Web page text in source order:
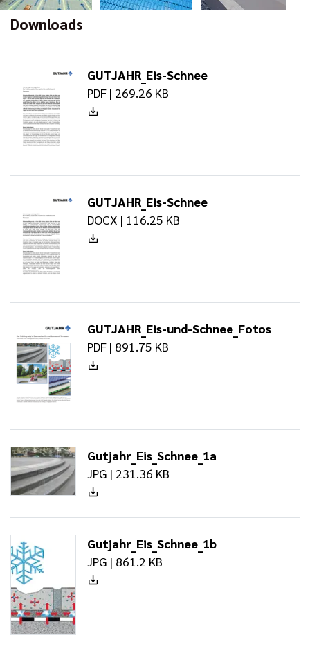
Downloads
GUTJAHR_Eis-Schnee
PDF | 269.26 KB
GUTJAHR_Eis-Schnee
DOCX | 116.25 KB
GUTJAHR_Eis-und-Schnee_Fotos
PDF | 891.75 KB
Gutjahr_Eis_Schnee_1a
JPG | 231.36 KB
Gutjahr_Eis_Schnee_1b
JPG | 861.2 KB